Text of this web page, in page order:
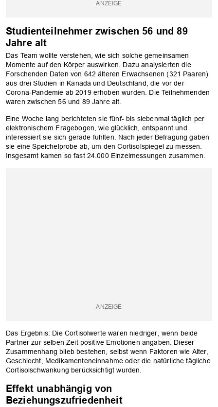
Studienteilnehmer zwischen 56 und 89
Jahre alt
Das Team wollte verstehen, wie sich solche gemeinsamen
Momente auf den Körper auswirken. Dazu analysierten die
Forschenden Daten von 642 älteren Erwachsenen (321 Paaren)
aus drei Studien in Kanada und Deutschland, die vor der
Corona-Pandemie ab 2019 erhoben wurden. Die Teilnehmenden
waren zwischen 56 und 89 Jahre alt.
Eine Woche lang berichteten sie fünf- bis siebenmal täglich per
elektronischem Fragebogen, wie glücklich, entspannt und
interessiert sie sich gerade fühlten. Nach jeder Befragung gaben
sie eine Speichelprobe ab, um den Cortisolspiegel zu messen.
Insgesamt kamen so fast 24.000 Einzelmessungen zusammen.
Das Ergebnis: Die Cortisolwerte waren niedriger, wenn beide
Partner zur selben Zeit positive Emotionen angaben. Dieser
Zusammenhang blieb bestehen, selbst wenn Faktoren wie Alter,
Geschlecht, Medikamenteneinnahme oder die natürliche tägliche
Cortisolschwankung berücksichtigt wurden.
Effekt unabhängig von
Beziehungszufriedenheit